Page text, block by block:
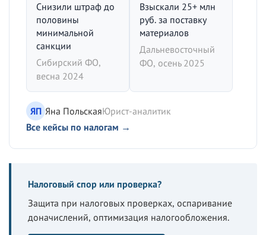
Снизили штраф до
половины
минимальной
санкции
Сибирский ФО,
весна 2024
Взыскали 25+ млн
руб. за поставку
материалов
Дальневосточный
ФО, осень 2025
ЯП Яна ПольскаяЮрист-аналитик
Все кейсы по налогам →
Налоговый спор или проверка?
Защита при налоговых проверках, оспаривание
доначислений, оптимизация налогообложения.